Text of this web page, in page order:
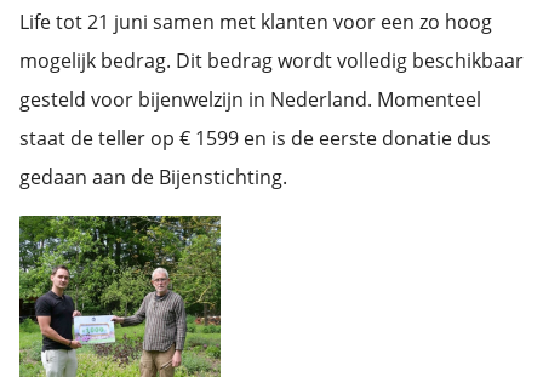
Life tot 21 juni samen met klanten voor een zo hoog
mogelijk bedrag. Dit bedrag wordt volledig beschikbaar
gesteld voor bijenwelzijn in Nederland. Momenteel
staat de teller op € 1599 en is de eerste donatie dus
gedaan aan de Bijenstichting.